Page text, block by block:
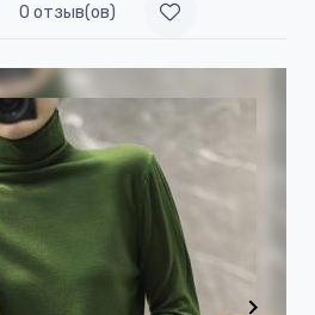
0 отзыв(ов)